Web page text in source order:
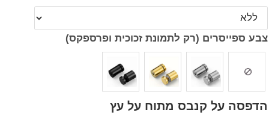
צבע ספייסרים (רק לתמונת זכוכית ופרספקס)
הדפסה על קנבס מתוח על עץ